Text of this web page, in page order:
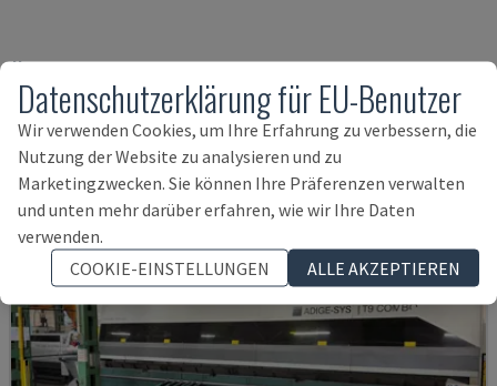
Ähnliche Produkte zuESAB SUPRAREX
3100 SXE HD 1000
Datenschutzerklärung für EU-Benutzer
Wir verwenden Cookies, um Ihre Erfahrung zu verbessern, die
Nutzung der Website zu analysieren und zu
Marketingzwecken. Sie können Ihre Präferenzen verwalten
und unten mehr darüber erfahren, wie wir Ihre Daten
verwenden.
COOKIE-EINSTELLUNGEN
ALLE AKZEPTIEREN